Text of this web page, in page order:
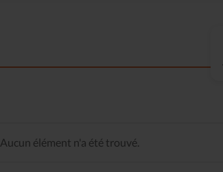
Aucun élément n'a été trouvé.